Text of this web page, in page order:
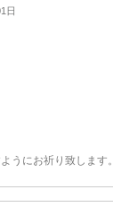
日
うにお祈り致します。